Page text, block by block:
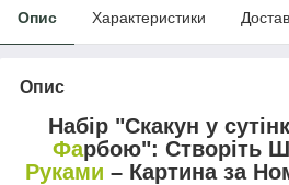
Опис Характеристики
Опис
Набір "Скакун у
Фарбою": Створіть
Руками – Картина за